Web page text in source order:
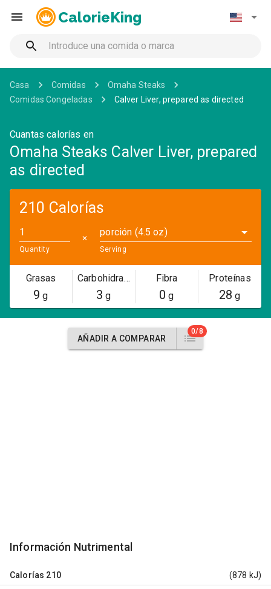
CalorieKing
Casa Comidas
Omaha Steaks
Comidas Congeladas
Calver Liver, prepared as directed
Cuantas calorías en
Omaha Steaks Calver Liver, prepared
as directed
210 Calorías
Quantity
✕
porción (4.5 oz)
Serving
Grasas
9 g
Carbohidratos
3 g
Fibra
0 g
Proteínas
28 g
AÑADIR A COMPARAR
0/8
Información Nutrimental
Calorías 210 (878 kJ)